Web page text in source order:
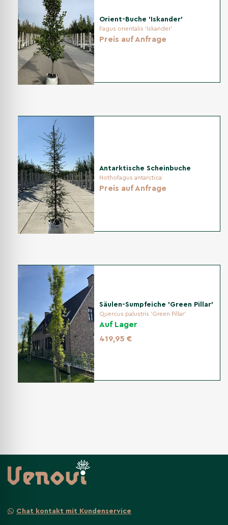
weiteren Kategorien
Andere Kategorien
Am meisten verkauft
Zierbäume
Säulenbäume
Bäume nach bedarf
Orient-Buche 'Iskander'
Fagus orientalis 'Iskander'
Preis auf Anfrage
Antarktische Scheinbuche
Nothofagus antarctica
Preis auf Anfrage
Säulen-Sumpfeiche 'Green Pillar'
Quercus palustris 'Green Pillar'
Auf Lager
419,95 €
Chat kontakt mit Kundenservice